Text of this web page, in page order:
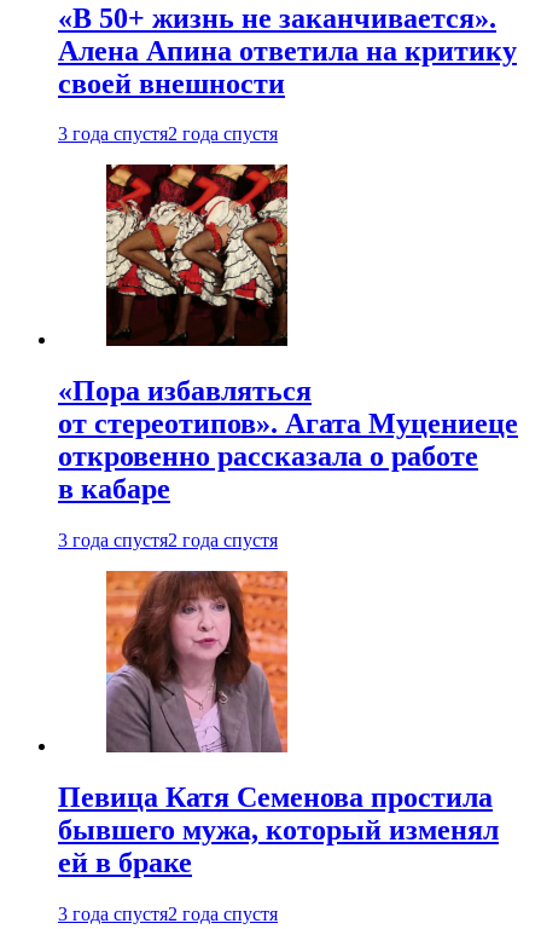
«В 50+ жизнь не заканчивается».
Алена Апина ответила на критику
своей внешности
3 года спустя2 года спустя
«Пора избавляться
от стереотипов». Агата Муцениеце
откровенно рассказала о работе
в кабаре
3 года спустя2 года спустя
Певица Катя Семенова простила
бывшего мужа, который изменял
ей в браке
3 года спустя2 года спустя